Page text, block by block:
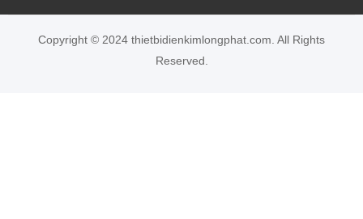
Copyright © 2024 thietbidienkimlongphat.com. All Rights
Reserved.